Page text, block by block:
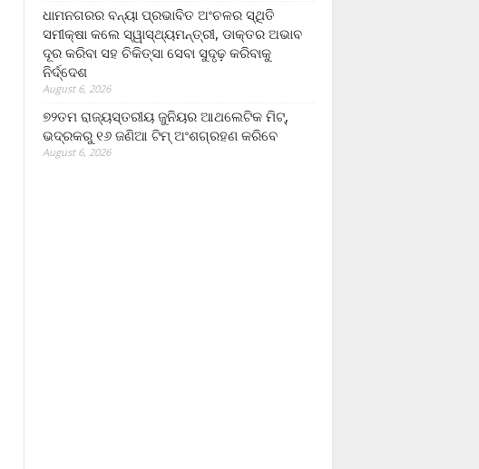
ଧାମନଗରର ବନ୍ୟା ପ୍ରଭାବିତ ଅଂଚଳର ସ୍ଥିତି
ସମୀକ୍ଷା କଲେ ସ୍ୱାସ୍ଥ୍ୟମନ୍ତ୍ରୀ, ଡାକ୍ତର ଅଭାବ
ଦୂର କରିବା ସହ ଚିକିତ୍ସା ସେବା ସୁଦୃଢ଼ କରିବାକୁ
ନିର୍ଦ୍ଦେଶ
August 6, 2026
୭୨ତମ ରାଜ୍ୟସ୍ତରୀୟ ଜୁନିୟର ଆଥଲେଟିକ ମିଟ୍‌,
ଭଦ୍ରକରୁ ୧୬ ଜଣିଆ ଟିମ୍ ଅଂଶଗ୍ରହଣ କରିବେ
August 6, 2026